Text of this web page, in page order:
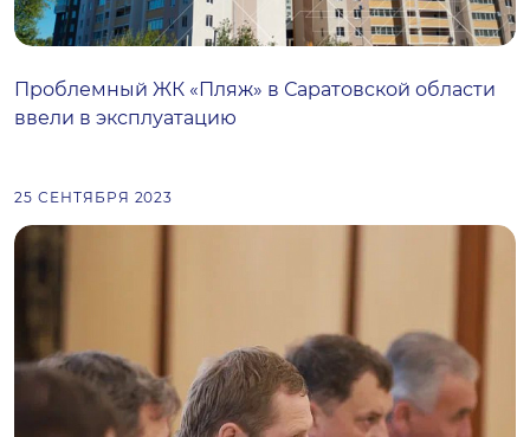
Проблемный ЖК «Пляж» в Саратовской области
ввели в эксплуатацию
25 СЕНТЯБРЯ 2023